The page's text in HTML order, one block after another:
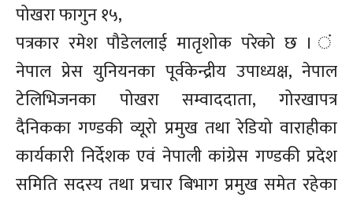
पोखरा फागुन १५,
पत्रकार रमेश पौडेललाई मातृशोक परेको छ । ं
नेपाल प्रेस युनियनका पूर्वकेन्द्रीय उपाध्यक्ष, नेपाल
टेलिभिजनका पोखरा सम्वाददाता, गोरखापत्र
दैनिकका गण्डकी व्यूरो प्रमुख तथा रेडियो वाराहीका
कार्यकारी निर्देशक एवं नेपाली कांग्रेस गण्डकी प्रदेश
समिति सदस्य तथा प्रचार बिभाग प्रमुख समेत रहेका